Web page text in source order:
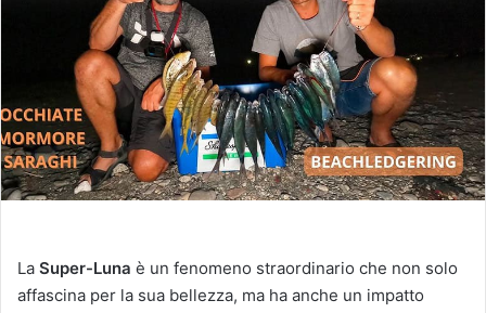
La Super-Luna è un fenomeno straordinario che non solo
affascina per la sua bellezza, ma ha anche un impatto